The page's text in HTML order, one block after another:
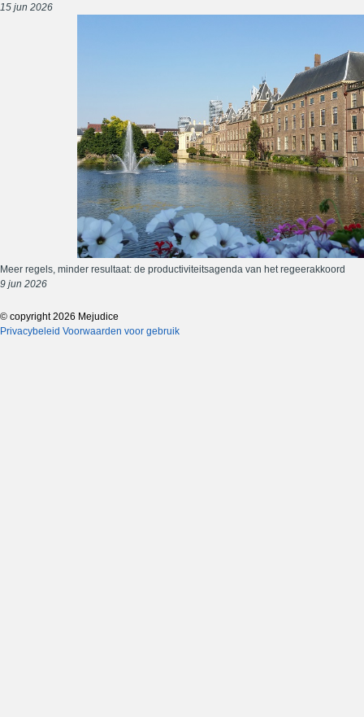
15 jun 2026
Meer regels, minder resultaat: de productiviteitsagenda van het regeerakkoord
9 jun 2026
© copyright 2026 Mejudice
Privacybeleid Voorwaarden voor gebruik